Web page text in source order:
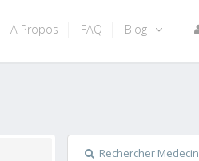
A Propos FAQ Blog
Rechercher Medecin